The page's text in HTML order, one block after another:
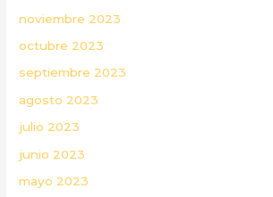
noviembre 2023
octubre 2023
septiembre 2023
agosto 2023
julio 2023
junio 2023
mayo 2023